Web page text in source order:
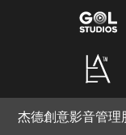
杰德創意影音管理